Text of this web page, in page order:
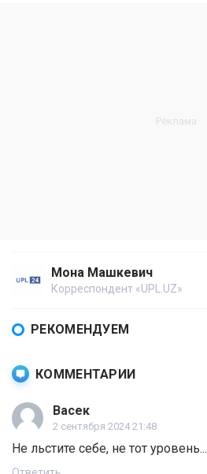
Мона Машкевич
Корреспондент «UPL.UZ»
РЕКОМЕНДУЕМ
КОММЕНТАРИИ
Васек
2 сентября 2024 21:48
Не льстите себе, не тот уровень...